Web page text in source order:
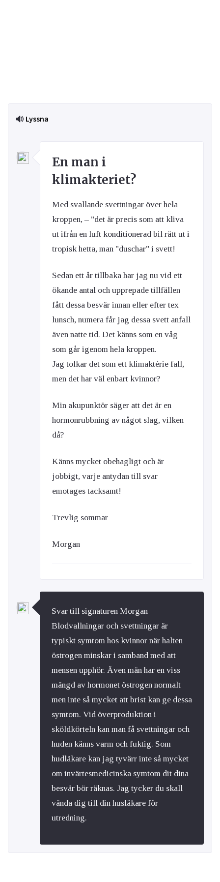
Lyssna
En man i
klimakteriet?
Med svallande svettningar över hela
kroppen, – "det är precis som att kliva
ut ifrån en luft konditionerad bil rätt ut i
tropisk hetta, man "duschar" i svett!
Sedan ett år tillbaka har jag nu vid ett
ökande antal och upprepade tillfällen
fått dessa besvär innan eller efter tex
lunsch, numera får jag dessa svett anfall
även natte tid. Det känns som en våg
som går igenom hela kroppen.
Jag tolkar det som ett klimaktérie fall,
men det har väl enbart kvinnor?
Min akupunktör säger att det är en
hormonrubbning av något slag, vilken
då?
Känns mycket obehagligt och är
jobbigt, varje antydan till svar
emotages tacksamt!
Trevlig sommar
Morgan
Svar till signaturen Morgan
Blodvallningar och svettningar är
typiskt symtom hos kvinnor när halten
östrogen minskar i samband med att
mensen upphör. Även män har en viss
mängd av hormonet östrogen normalt
men inte så mycket att brist kan ge dessa
symtom. Vid överproduktion i
sköldkörteln kan man få svettningar och
huden känns varm och fuktig. Som
hudläkare kan jag tyvärr inte så mycket
om invärtesmedicinska symtom dit dina
besvär bör räknas. Jag tycker du skall
vända dig till din husläkare för
utredning.